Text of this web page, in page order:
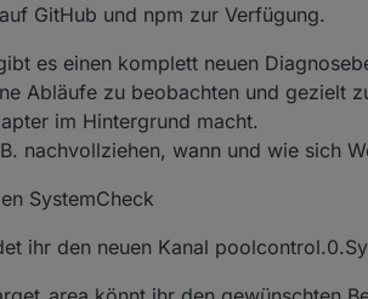
GitHub und npm zur Verfügung.
es einen komplett neuen
Abläufe zu beobachten und gezielt
im Hintergrund macht.
nachvollziehen, wann und wie sich
SystemCheck
ihr den neuen Kanal